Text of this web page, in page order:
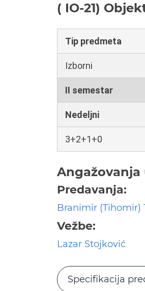
( IO-21)
Tip predmeta
Izborni
II semestar
Nedeljni
3+2+1+0
Angažovanja
Predavanja:
Branimir (Tihomir)
Vežbe:
Lazar Stojković
Specifikacija